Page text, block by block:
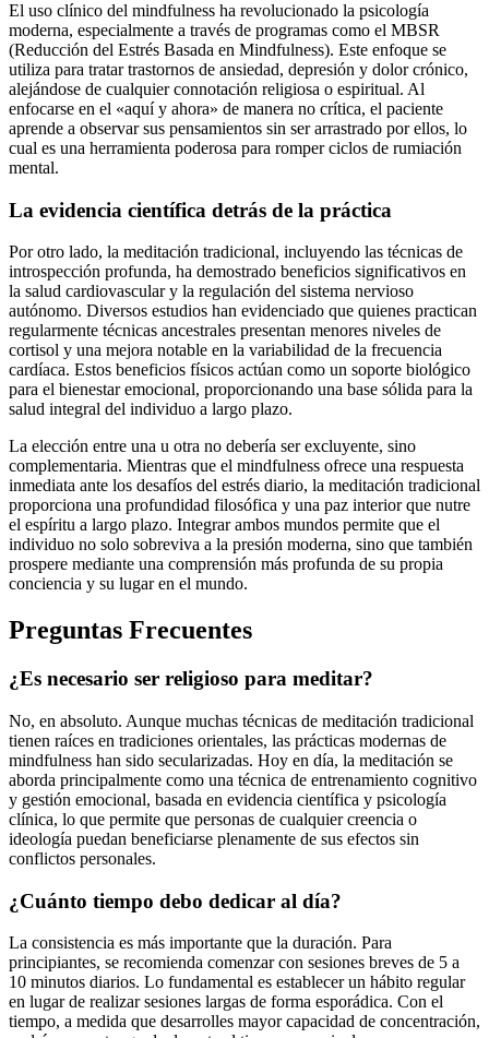
El uso clínico del mindfulness ha revolucionado la psicología
moderna, especialmente a través de programas como el MBSR
(Reducción del Estrés Basada en Mindfulness). Este enfoque se
utiliza para tratar trastornos de ansiedad, depresión y dolor crónico,
alejándose de cualquier connotación religiosa o espiritual. Al
enfocarse en el «aquí y ahora» de manera no crítica, el paciente
aprende a observar sus pensamientos sin ser arrastrado por ellos, lo
cual es una herramienta poderosa para romper ciclos de rumiación
mental.
La evidencia científica detrás de la práctica
Por otro lado, la meditación tradicional, incluyendo las técnicas de
introspección profunda, ha demostrado beneficios significativos en
la salud cardiovascular y la regulación del sistema nervioso
autónomo. Diversos estudios han evidenciado que quienes practican
regularmente técnicas ancestrales presentan menores niveles de
cortisol y una mejora notable en la variabilidad de la frecuencia
cardíaca. Estos beneficios físicos actúan como un soporte biológico
para el bienestar emocional, proporcionando una base sólida para la
salud integral del individuo a largo plazo.
La elección entre una u otra no debería ser excluyente, sino
complementaria. Mientras que el mindfulness ofrece una respuesta
inmediata ante los desafíos del estrés diario, la meditación tradicional
proporciona una profundidad filosófica y una paz interior que nutre
el espíritu a largo plazo. Integrar ambos mundos permite que el
individuo no solo sobreviva a la presión moderna, sino que también
prospere mediante una comprensión más profunda de su propia
conciencia y su lugar en el mundo.
Preguntas Frecuentes
¿Es necesario ser religioso para meditar?
No, en absoluto. Aunque muchas técnicas de meditación tradicional
tienen raíces en tradiciones orientales, las prácticas modernas de
mindfulness han sido secularizadas. Hoy en día, la meditación se
aborda principalmente como una técnica de entrenamiento cognitivo
y gestión emocional, basada en evidencia científica y psicología
clínica, lo que permite que personas de cualquier creencia o
ideología puedan beneficiarse plenamente de sus efectos sin
conflictos personales.
¿Cuánto tiempo debo dedicar al día?
La consistencia es más importante que la duración. Para
principiantes, se recomienda comenzar con sesiones breves de 5 a
10 minutos diarios. Lo fundamental es establecer un hábito regular
en lugar de realizar sesiones largas de forma esporádica. Con el
tiempo, a medida que desarrolles mayor capacidad de concentración,